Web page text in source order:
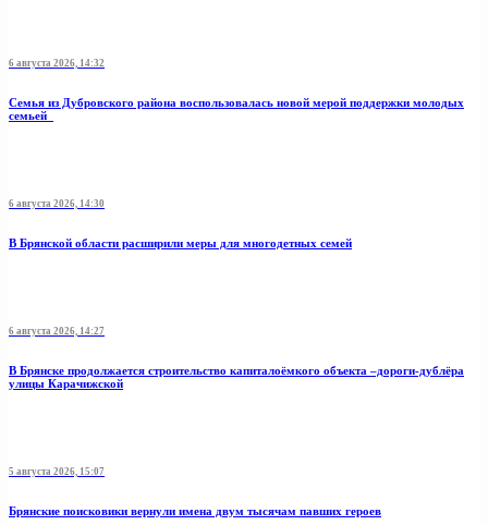
6 августа 2026, 14:32
Семья из Дубровского района воспользовалась новой мерой поддержки молодых
семьей
6 августа 2026, 14:30
В Брянской области расширили меры для многодетных семей
6 августа 2026, 14:27
В Брянске продолжается строительство капиталоёмкого объекта –дороги-дублёра
улицы Карачижской
5 августа 2026, 15:07
Брянские поисковики вернули имена двум тысячам павших героев